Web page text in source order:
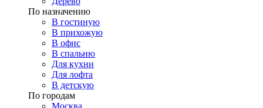
По назначению
В гостиную
В прихожую
В офис
В спальню
Для кухни
Для лофта
В детскую
По городам
Москва